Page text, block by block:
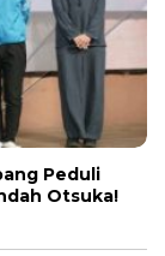
Peduli
Otsuka!